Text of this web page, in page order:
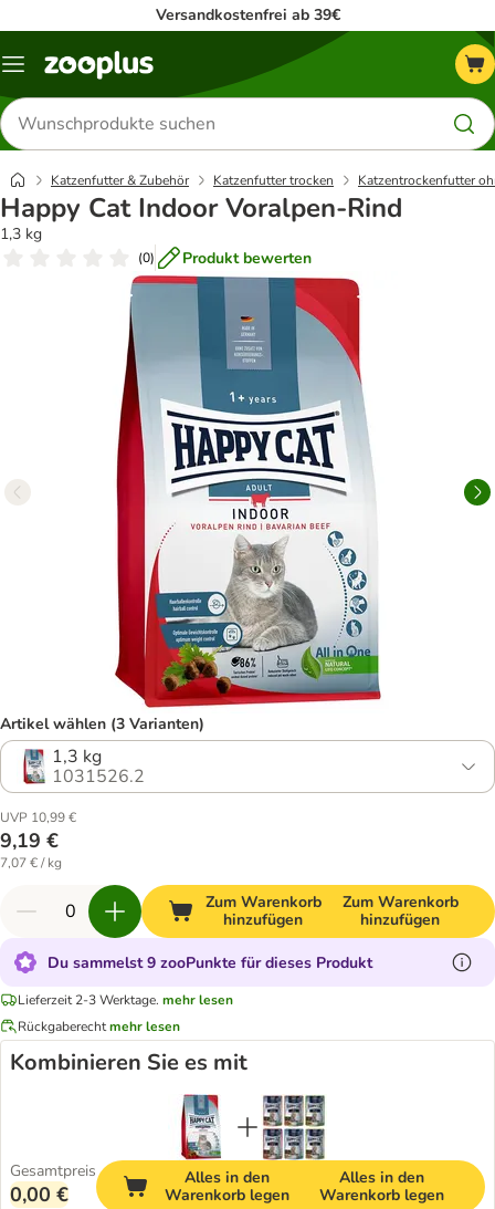
Versandkostenfrei ab 39€
Menü
Produkte
suchen
Katzenfutter & Zubehör Katzenfutter trocken Katzentrockenfutter
Happy Cat Indoor Voralpen-Rind
1,3 kg
(0) Produkt bewerten
Artikel wählen (3 Varianten)
1,3 kg
1031526.2
UVP 10,99 €
9,19 €
7,07 € / kg
Zum Warenkorb
hinzufügen
Zum Warenkorb
hinzufügen
Du sammelst 9 zooPunkte für dieses Produkt
Lieferzeit 2-3 Werktage. mehr lesen
Rückgaberechtmehr lesen
Kombinieren Sie es mit
Gesamtpreis
0,00 €
Alles in den
Warenkorb legen
Alles in den
Warenkorb legen